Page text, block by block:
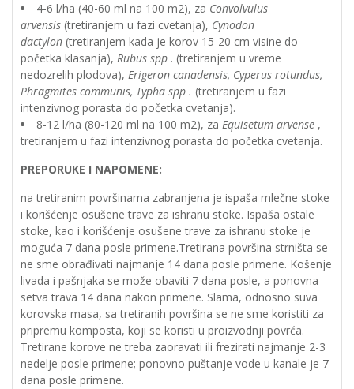
4-6 l/ha (40-60 ml na 100 m2), za Convolvulus
arvensis (tretiranjem u fazi cvetanja), Cynodon
dactylon (tretiranjem kada je korov 15-20 cm visine do
početka klasanja), Rubus spp . (tretiranjem u vreme
nedozrelih plodova), Erigeron canadensis, Cyperus rotundus,
Phragmites communis, Typha spp . (tretiranjem u fazi
intenzivnog porasta do početka cvetanja).
8-12 l/ha (80-120 ml na 100 m2), za Equisetum arvense ,
tretiranjem u fazi intenzivnog porasta do početka cvetanja.
PREPORUKE I NAPOMENE:
na tretiranim površinama zabranjena je ispaša mlečne stoke
i korišćenje osušene trave za ishranu stoke. Ispaša ostale
stoke, kao i korišćenje osušene trave za ishranu stoke je
moguća 7 dana posle primene.Tretirana površina strništa se
ne sme obrađivati najmanje 14 dana posle primene. Košenje
livada i pašnjaka se može obaviti 7 dana posle, a ponovna
setva trava 14 dana nakon primene. Slama, odnosno suva
korovska masa, sa tretiranih površina se ne sme koristiti za
pripremu komposta, koji se koristi u proizvodnji povrća.
Tretirane korove ne treba zaoravati ili frezirati najmanje 2-3
nedelje posle primene; ponovno puštanje vode u kanale je 7
dana posle primene.